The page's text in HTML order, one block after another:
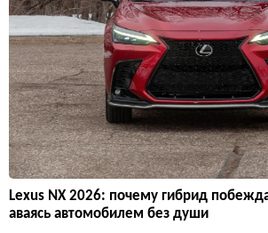
Lexus NX 2026: почему гибрид
аваясь автомобилем без души